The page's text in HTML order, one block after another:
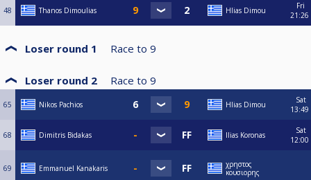
48 Thanos Dimoulias Hlias Dimou
Fri
21:26
Loser round 1 Race to 9
Loser round 2 Race to 9
65 Nikos Pachios Hlias Dimou
Sat
13:49
68 Dimitris Bidakas Ilias Koronas
Sat
12:00
69 Emmanuel Kanakaris
χρηστος
κουσιορης